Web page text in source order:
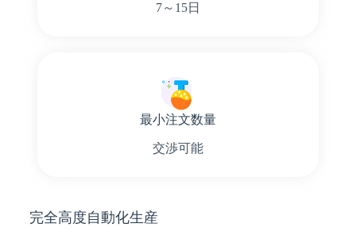
7～15日
最小注文数量
交渉可能
完全高度自動化生産